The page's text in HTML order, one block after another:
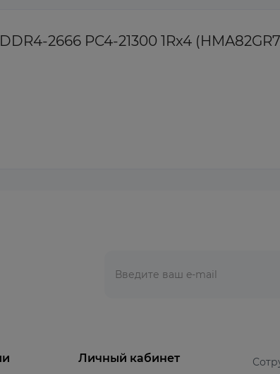
2666 PC4-21300 1Rx4
Личный кабинет